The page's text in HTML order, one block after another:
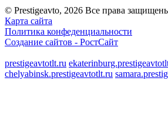
© Prestigeavto, 2026 Все права
Карта сайта
Политика конфеденциальности
Создание сайтов - РостСайт
prestigeavtotlt.ru
chelyabinsk.prestigeavtotlt.ru